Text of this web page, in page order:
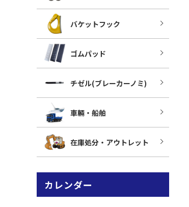
バケットフック
ゴムパッド
チゼル(ブレーカーノミ)
車輛・船舶
在庫処分・アウトレット